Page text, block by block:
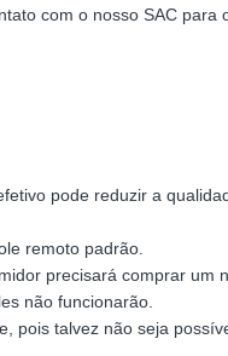
com o nosso SAC para
pode reduzir a
remoto padrão.
precisará comprar um
não funcionarão.
pois talvez não seja